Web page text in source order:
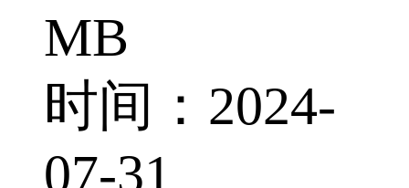
MB
时间：2024-
07-31